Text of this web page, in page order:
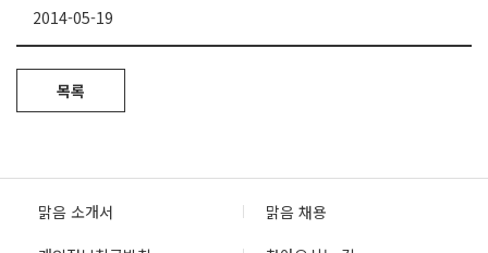
2014-05-19
목록
맑음 소개서
맑음 채용